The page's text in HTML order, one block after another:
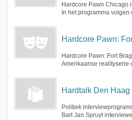
Hardcore Pawn Chicago
In het programma volgen
Hardcore Pawn:
Hardcore Pawn: Fort
Amerikaanse realityserie
Hardtalk Den Haag
Politiek
Bart Jan Spruyt